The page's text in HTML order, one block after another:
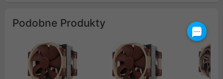
Podobne Produkty